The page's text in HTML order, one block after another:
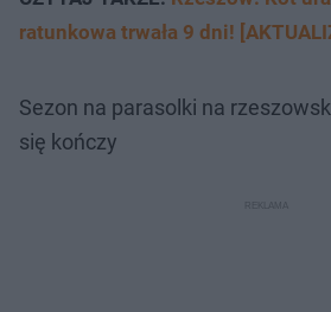
ratunkowa trwała 9 dni!
Sezon na parasolki na
się kończy